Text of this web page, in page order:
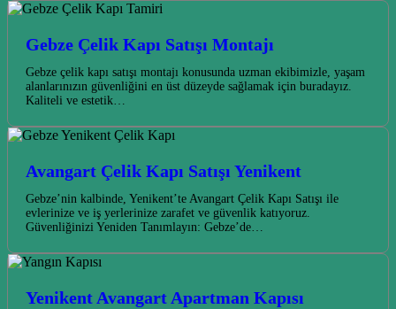
Gebze Çelik Kapı Satışı Montajı
Gebze çelik kapı satışı montajı konusunda uzman ekibimizle, yaşam
alanlarınızın güvenliğini en üst düzeyde sağlamak için buradayız.
Kaliteli ve estetik…
Avangart Çelik Kapı Satışı Yenikent
Gebze’nin kalbinde, Yenikent’te Avangart Çelik Kapı Satışı ile
evlerinize ve iş yerlerinize zarafet ve güvenlik katıyoruz.
Güvenliğinizi Yeniden Tanımlayın: Gebze’de…
Yenikent Avangart Apartman Kapısı